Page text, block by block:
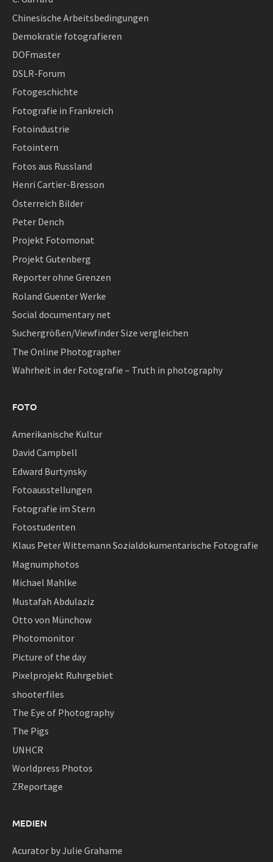
Chinesische Arbeitsbedingungen
Demokratie fotografieren
DOFmaster
DSLR-Forum
Fotogeschichte
Fotografie in Frankreich
Fotoindustrie
Fotointern
Fotos aus Russland
Henri Cartier-Bresson
Österreich Bilder
Peter Dench
Projekt Fotomonat
Projekt Gutenberg
Reporter ohne Grenzen
Roland Guenter Werke
Social documentary net
Suchergrößen/Viewfinder Size vergleichen
The Online Photographer
Wahrheit in der Fotografie – Truth in photography
FOTO
Amerikanische Kultur
David Campbell
Edward Burtynsky
Fotoausstellungen
Fotografie im Stern
Fotostudenten
Klaus Peter Wittemann Sozialdokumentarische Fotografie
Magnumphotos
Michael Mahlke
Mustafah Abdulaziz
Otto von Münchow
Photomonitor
Picture of the day
Pixelprojekt Ruhrgebiet
shooterfiles
The Eye of Photography
The Pigs
UNHCR
Worldpress Photos
ZReportage
MEDIEN
Acurator by Julie Grahame